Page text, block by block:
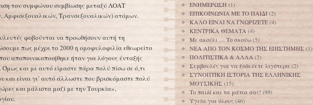
του συμφώνου συμβίωσης μεταξύ ΛΟΑΤ
Τρανσεξουαλικών) ατόμων.
φοβούνται να προωθήσουν αυτή τη
πως μέχρι το 2000 η ομοφυλοφιλία εθεωρείτο
αποποινικοποιήθηκε ήταν για λόγους ένταξής
και με αυτό είμαστε πάρα πολύ πίσω σε ό,τι
είναι γι’ αυτό άλλωστε που βρισκόμαστε πολύ
και μάλιστα μαζί με την Τουρκία»,
ΕΝΗΜΕΡΩΣΗ (1)
ΕΠΙΚΟΙΝΩΝΙΑ ΜΕ ΤΟ ΠΑΙΔΙ(2)
ΚΑΛΟ ΕΙΝΑΙ ΝΑ ΓΝΩΡΙΖΕΤΕ(4)
ΚΕΝΤΡΙΚΑ ΘΕΜΑΤΑ (4)
Με ακούει … Το ακούω(5)
ΝΕΑ ΑΠΟ ΤΟΝ ΚΟΣΜΟ ΤΗΣ ΕΠΙΣΤΗΜΗΣ(1)
ΠΟΛΙΤΙΣΤΙΚΑ & ΑΛΛΑ (2)
Συμβουλές για να ξοδεύετε λιγότερα (2)
ΣΥΝΟΠΤΙΚΗ ΙΣΤΟΡΙΑ ΤΗΣ ΕΛΛΗΝΙΚΗΣ
ΜΟΥΣΙΚΗΣ(15)
Το παιδί και τα μάτια σας! (99)
Υγεία για όλους(46)